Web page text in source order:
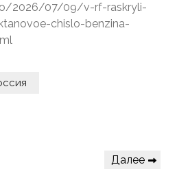
2026/07/09/v-rf-raskryli-
chislo-benzina-
Следующая
Далее